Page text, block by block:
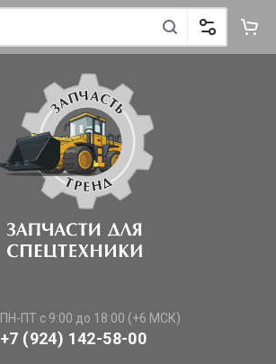
ПН-ПТ с 9:00 до 18:00 (+6 МСК)
+7 (924) 142-58-00